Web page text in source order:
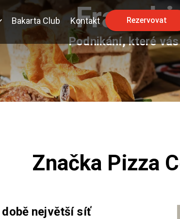
Bakarta Club Kontakt Rezervovat
Podnikání, které
Značka Pizza
době největší síť